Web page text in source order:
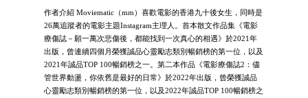
作者介紹 Moviematic（mm）喜歡電影的香港九十後女生，同時是
26萬追蹤者的電影主題Instagram主理人。首本散文作品集《電影
療傷誌－願一萬次悲傷後，都能找到一次真心的相遇》於2021年
出版，曾連續四個月榮獲誠品心靈勵志類別暢銷榜的第一位，以及
2021年誠品TOP 100暢銷榜之一。第二本作品《電影療傷誌2：儘
管世界動盪，你依舊是最好的日常》於2022年出版，曾榮獲誠品
心靈勵志類別暢銷榜的第一位，以及2022年誠品TOP 100暢銷榜之